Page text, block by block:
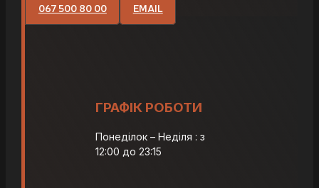
067 500 80 00 EMAIL
ГРАФІК РОБОТИ
Понеділок – Неділя : з
12:00 до 23:15